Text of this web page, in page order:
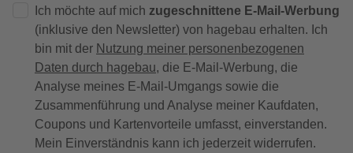
Ich möchte auf mich zugeschnittene E-Mail-Werbung
(inklusive den Newsletter) von hagebau erhalten. Ich
bin mit der Nutzung meiner personenbezogenen
Daten durch hagebau, die E-Mail-Werbung, die
Analyse meines E-Mail-Umgangs sowie die
Zusammenführung und Analyse meiner Kaufdaten,
Coupons und Kartenvorteile umfasst, einverstanden.
Mein Einverständnis kann ich jederzeit widerrufen.